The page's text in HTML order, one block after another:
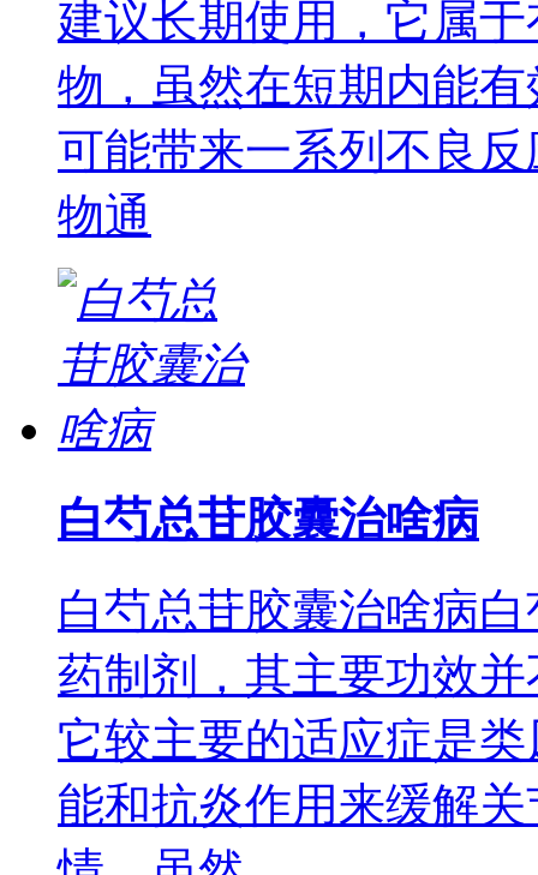
建议长期使用，它属
物，虽然在短期内能
可能带来一系列不良
物通
白芍总苷胶囊治啥病
白芍总苷胶囊治啥病
药制剂，其主要功效
它较主要的适应症是
能和抗炎作用来缓解